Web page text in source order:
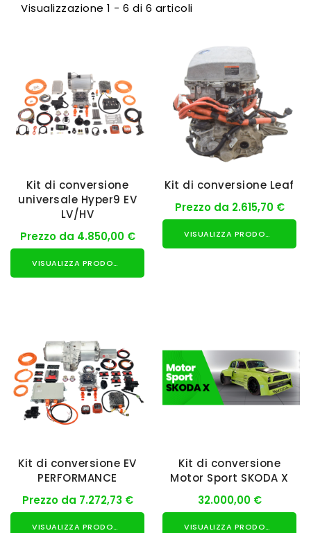
Visualizzazione 1 - 6 di 6 articoli
Kit di conversione
universale Hyper9 EV
LV/HV
Prezzo da 4.850,00 €
VISUALIZZA PRODOTTO
Kit di conversione Leaf
Prezzo da 2.615,70 €
VISUALIZZA PRODOTTO
Kit di conversione EV
PERFORMANCE
Prezzo da 7.272,73 €
VISUALIZZA PRODOTTO
Kit di conversione
Motor Sport SKODA X
32.000,00 €
VISUALIZZA PRODOTTO